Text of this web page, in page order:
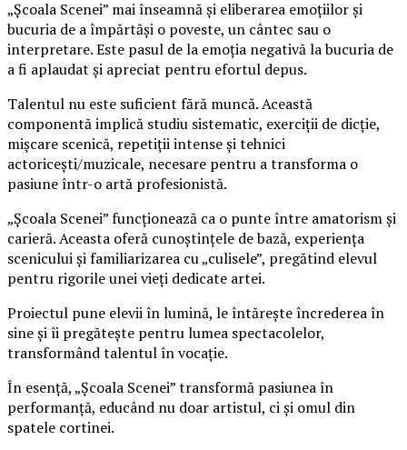
„Școala Scenei” mai înseamnă și eliberarea emoțiilor și
bucuria de a împărtăși o poveste, un cântec sau o
interpretare. Este pasul de la emoția negativă la bucuria de
a fi aplaudat și apreciat pentru efortul depus.
Talentul nu este suficient fără muncă. Această
componentă implică studiu sistematic, exerciții de dicție,
mișcare scenică, repetiții intense și tehnici
actoricești/muzicale, necesare pentru a transforma o
pasiune într-o artă profesionistă.
„Școala Scenei” funcționează ca o punte între amatorism și
carieră. Aceasta oferă cunoștințele de bază, experiența
scenicului și familiarizarea cu „culisele”, pregătind elevul
pentru rigorile unei vieți dedicate artei.
Proiectul pune elevii în lumină, le întărește încrederea în
sine și îi pregătește pentru lumea spectacolelor,
transformând talentul în vocație.
În esență, „Școala Scenei” transformă pasiunea în
performanță, educând nu doar artistul, ci și omul din
spatele cortinei.